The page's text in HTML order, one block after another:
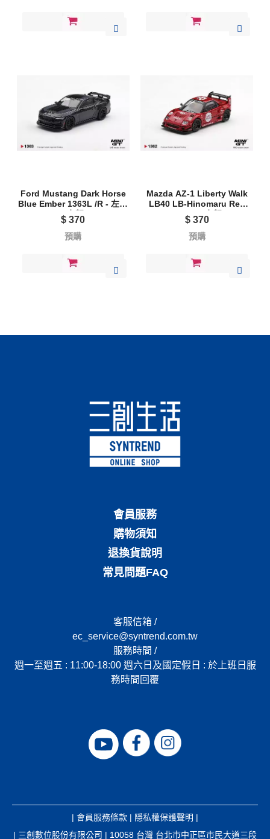
Ford Mustang Dark Horse
Blue Ember 1363L /R - 左駕
/ 右駕
$370
預購
Mazda AZ-1 Liberty Walk
LB40 LB-Hinomaru Red
1362R - 右駕
$ 370
預購
會員服務
購物須知
退換貨說明
常見問題FAQ
客服信箱 /
ec_service@syntrend.com.tw
服務時間 /
週一至週五 : 11:00-18:00 週六日及國定假日 : 於上班日服
務時間回覆
| 會員服務條款 | 隱私權保護聲明 |
| 三創數位股份有限公司 | 10058 台灣 台北市中正區市民大道三段